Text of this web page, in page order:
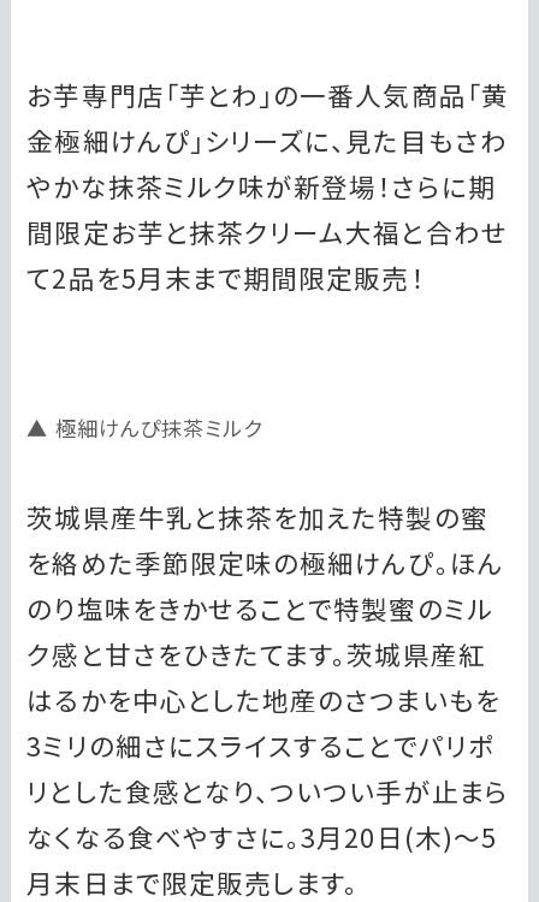
お芋専門店「芋とわ」の一番人気商品「黄
金極細けんぴ」シリーズに、見た目もさわ
やかな抹茶ミルク味が新登場！さらに期
間限定お芋と抹茶クリーム大福と合わせ
て2品を5月末まで期間限定販売！
極細けんぴ抹茶ミルク
茨城県産牛乳と抹茶を加えた特製の蜜
を絡めた季節限定味の極細けんぴ。ほん
のり塩味をきかせることで特製蜜のミル
ク感と甘さをひきたてます。茨城県産紅
はるかを中心とした地産のさつまいもを
3ミリの細さにスライスすることでパリポ
リとした食感となり、ついつい手が止まら
なくなる食べやすさに。3月20日(木)～5
月末日まで限定販売します。